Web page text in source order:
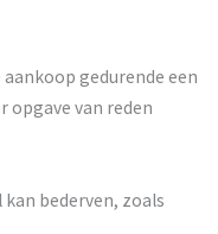
gedurende een
opgave van reden
bederven, zoals